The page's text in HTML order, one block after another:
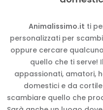
Animalissimo.it ti
personalizzati per
oppure cercare
quello che ti serve!
appassionati, amatori,
domestici e da
scambiare quello che